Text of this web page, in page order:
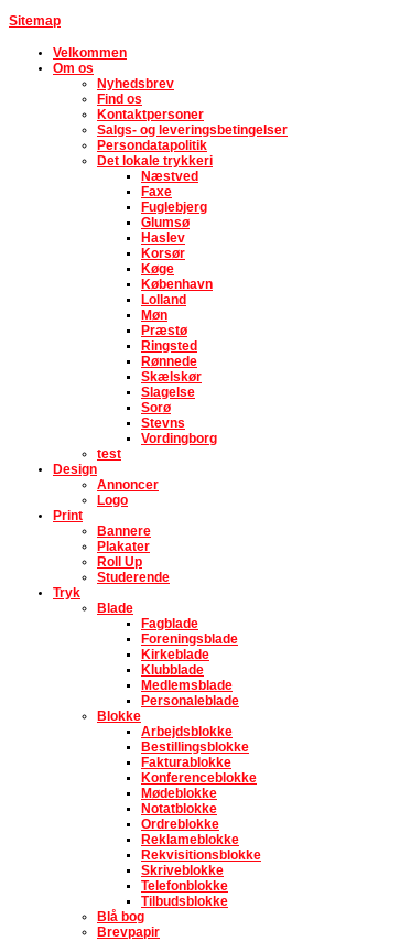
Sitemap
Velkommen
Om os
Nyhedsbrev
Find os
Kontaktpersoner
Salgs- og leveringsbetingelser
Persondatapolitik
Det lokale trykkeri
Næstved
Faxe
Fuglebjerg
Glumsø
Haslev
Korsør
Køge
København
Lolland
Møn
Præstø
Ringsted
Rønnede
Skælskør
Slagelse
Sorø
Stevns
Vordingborg
test
Design
Annoncer
Logo
Print
Bannere
Plakater
Roll Up
Studerende
Tryk
Blade
Fagblade
Foreningsblade
Kirkeblade
Klubblade
Medlemsblade
Personaleblade
Blokke
Arbejdsblokke
Bestillingsblokke
Fakturablokke
Konferenceblokke
Mødeblokke
Notatblokke
Ordreblokke
Reklameblokke
Rekvisitionsblokke
Skriveblokke
Telefonblokke
Tilbudsblokke
Blå bog
Brevpapir